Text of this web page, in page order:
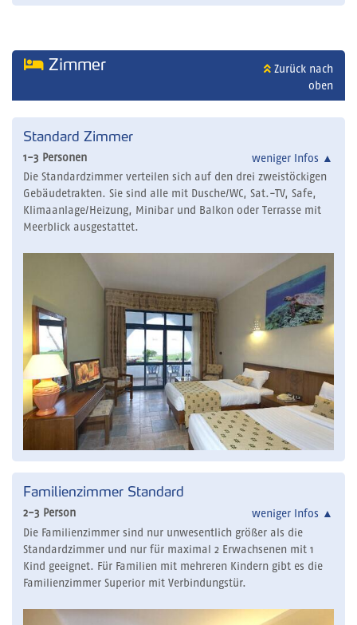
Zimmer
Zurück nach
oben
Standard Zimmer
1-3 Personen weniger Infos ▲
Die Standardzimmer verteilen sich auf den drei zweistöckigen
Gebäudetrakten. Sie sind alle mit Dusche/WC, Sat.-TV, Safe,
Klimaanlage/Heizung, Minibar und Balkon oder Terrasse mit
Meerblick ausgestattet.
Familienzimmer Standard
2-3 Person weniger Infos ▲
Die Familienzimmer sind nur unwesentlich größer als die
Standardzimmer und nur für maximal 2 Erwachsenen mit 1
Kind geeignet. Für Familien mit mehreren Kindern gibt es die
Familienzimmer Superior mit Verbindungstür.